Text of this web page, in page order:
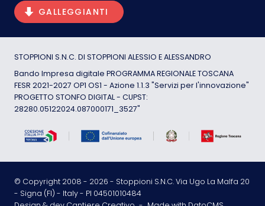
GALLEGGIANTI
STOPPIONI S.N.C. DI STOPPIONI ALESSIO E ALESSANDRO
Bando Impresa digitale PROGRAMMA REGIONALE TOSCANA
FESR 2021-2027 OP1 OS1 - Azione 1.1.3 "Servizi per l'innovazione"
PROGETTO STONFO DIGITAL - CUPST:
28280.05122024.087000171_3527"
© Copyright 2008 - 2026 - Stoppioni S.N.C. Via Ugo La Malfa 20
- Signa (FI) - Italy - PI 04501010484